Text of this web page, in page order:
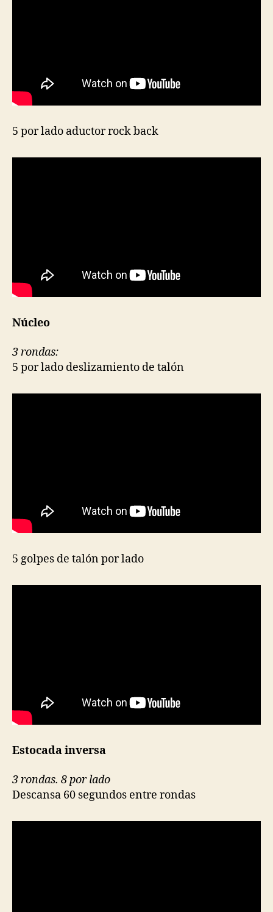
5 por lado aductor rock back
Núcleo
3 rondas:
5 por lado deslizamiento de talón
5 golpes de talón por lado
Estocada inversa
3 rondas. 8 por lado
Descansa 60 segundos entre rondas